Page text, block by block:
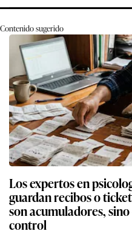
Contenido sugerido
Los expertos en
guardan recibos o
son acumuladores,
control